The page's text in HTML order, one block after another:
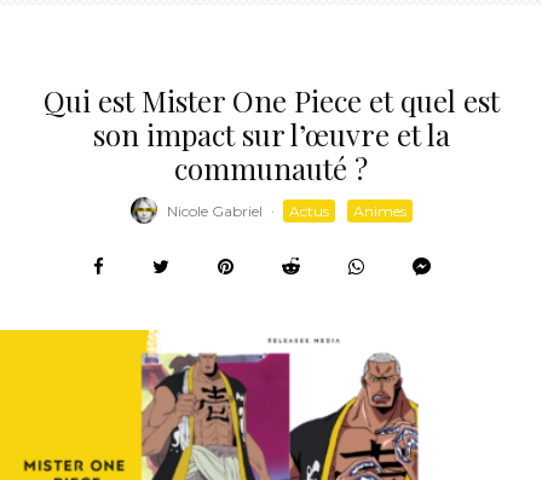
Qui est Mister One Piece et quel est
son impact sur l’œuvre et la
communauté ?
Nicole Gabriel · Actus Animes